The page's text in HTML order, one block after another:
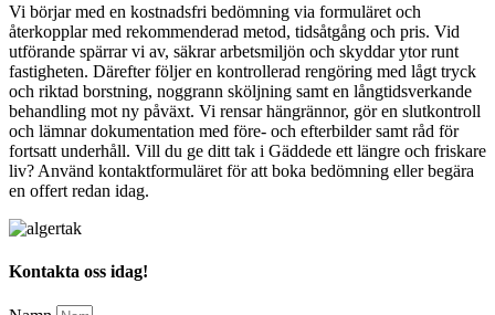
Vi börjar med en kostnadsfri bedömning via formuläret och
återkopplar med rekommenderad metod, tidsåtgång och pris. Vid
utförande spärrar vi av, säkrar arbetsmiljön och skyddar ytor runt
fastigheten. Därefter följer en kontrollerad rengöring med lågt tryck
och riktad borstning, noggrann sköljning samt en långtidsverkande
behandling mot ny påväxt. Vi rensar hängrännor, gör en slutkontroll
och lämnar dokumentation med före- och efterbilder samt råd för
fortsatt underhåll. Vill du ge ditt tak i Gäddede ett längre och friskare
liv? Använd kontaktformuläret för att boka bedömning eller begära
en offert redan idag.
Kontakta oss idag!